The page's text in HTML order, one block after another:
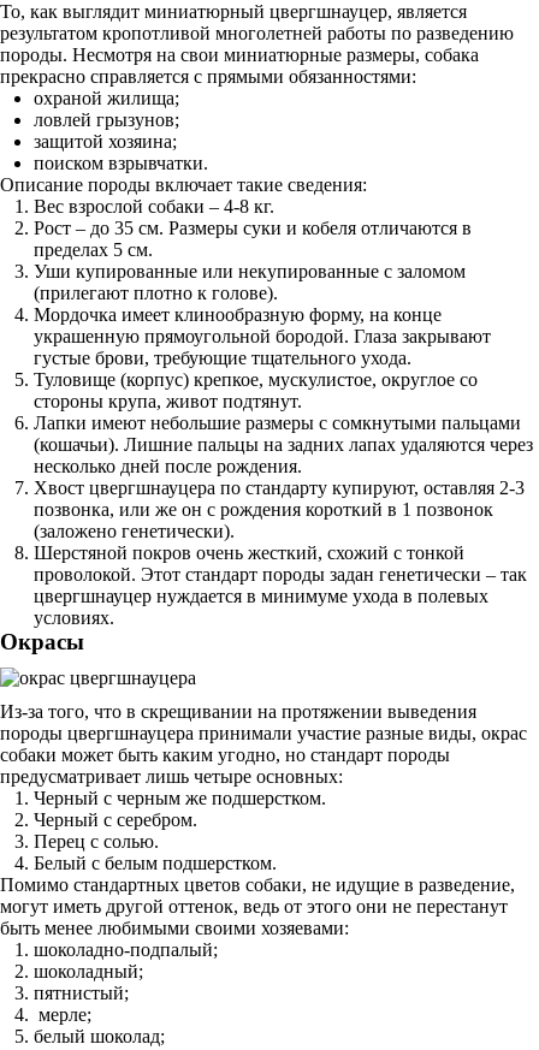
То, как выглядит миниатюрный цвергшнауцер, является
результатом кропотливой многолетней работы по разведению
породы. Несмотря на свои миниатюрные размеры, собака
прекрасно справляется с прямыми обязанностями:
охраной жилища;
ловлей грызунов;
защитой хозяина;
поиском взрывчатки.
Описание породы включает такие сведения:
Вес взрослой собаки – 4-8 кг.
Рост – до 35 см. Размеры суки и кобеля отличаются в
пределах 5 см.
Уши купированные или некупированные с заломом
(прилегают плотно к голове).
Мордочка имеет клинообразную форму, на конце
украшенную прямоугольной бородой. Глаза закрывают
густые брови, требующие тщательного ухода.
Туловище (корпус) крепкое, мускулистое, округлое со
стороны крупа, живот подтянут.
Лапки имеют небольшие размеры с сомкнутыми пальцами
(кошачьи). Лишние пальцы на задних лапах удаляются через
несколько дней после рождения.
Хвост цвергшнауцера по стандарту купируют, оставляя 2-3
позвонка, или же он с рождения короткий в 1 позвонок
(заложено генетически).
Шерстяной покров очень жесткий, схожий с тонкой
проволокой. Этот стандарт породы задан генетически – так
цвергшнауцер нуждается в минимуме ухода в полевых
условиях.
Окрасы
Из-за того, что в скрещивании на протяжении выведения
породы цвергшнауцера принимали участие разные виды, окрас
собаки может быть каким угодно, но стандарт породы
предусматривает лишь четыре основных:
Черный с черным же подшерстком.
Черный с серебром.
Перец с солью.
Белый с белым подшерстком.
Помимо стандартных цветов собаки, не идущие в разведение,
могут иметь другой оттенок, ведь от этого они не перестанут
быть менее любимыми своими хозяевами:
шоколадно-подпалый;
шоколадный;
пятнистый;
мерле;
белый шоколад;